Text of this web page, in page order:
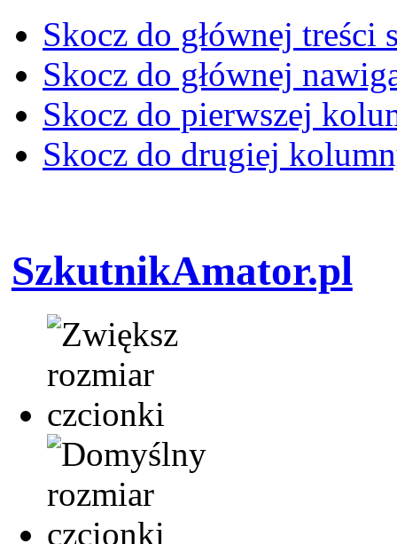
Skocz do głównej treści
Skocz do głównej
Skocz do pierwszej
Skocz do drugiej
SzkutnikAmator.pl